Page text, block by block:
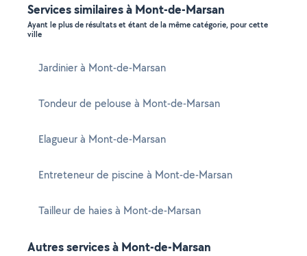
Services similaires à Mont-de-Marsan
Ayant le plus de résultats et étant de la même catégorie, pour cette
ville
Jardinier à Mont-de-Marsan
Tondeur de pelouse à Mont-de-Marsan
Elagueur à Mont-de-Marsan
Entreteneur de piscine à Mont-de-Marsan
Tailleur de haies à Mont-de-Marsan
Autres services à Mont-de-Marsan